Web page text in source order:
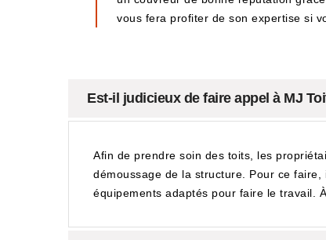
vous fera profiter de son expertise si
Est-il judicieux de faire appel à MJ
Afin de prendre soin des toits, les
démoussage de la structure. Pour ce
équipements adaptés pour faire le travail.